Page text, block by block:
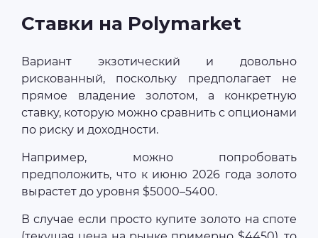
Ставки на Polymarket
Вариант экзотический и довольно
рискованный, поскольку предполагает не
прямое владение золотом, а конкретную
ставку, которую можно сравнить с опционами
по риску и доходности.
Например, можно попробовать
предположить, что к июню 2026 года золото
вырастет до уровня $5000–5400.
В случае если просто купите золото на споте